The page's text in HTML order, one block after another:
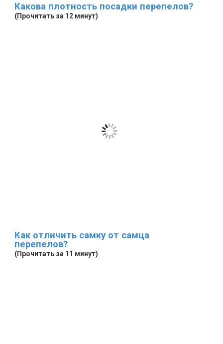
Какова плотность посадки перепелов?
(Прочитать за 12 минут)
Как отличить самку от самца
перепелов?
(Прочитать за 11 минут)